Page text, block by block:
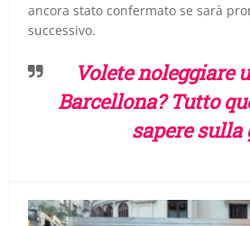
ancora stato confermato se sarà
successivo.
Volete noleggiare
Barcellona? Tutto
sapere sulla